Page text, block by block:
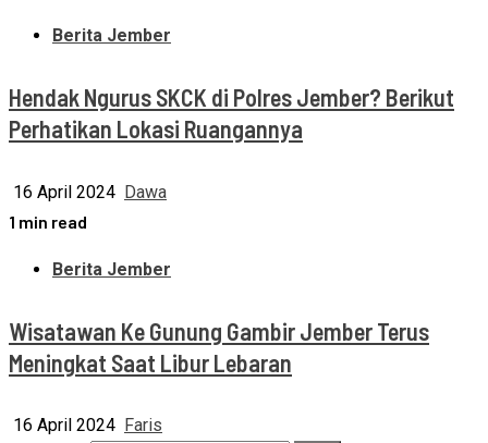
Berita Jember
Hendak Ngurus SKCK di Polres Jember? Berikut
Perhatikan Lokasi Ruangannya
16 April 2024 Dawa
1 min read
Berita Jember
Wisatawan Ke Gunung Gambir Jember Terus
Meningkat Saat Libur Lebaran
16 April 2024 Faris